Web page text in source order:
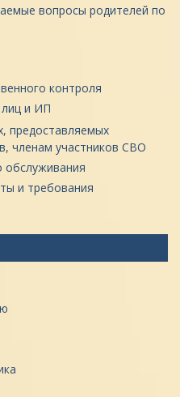
вопросы родителей по
контроля
лиц и ИП
предоставляемых
членам участников СВО
обслуживания
и требования